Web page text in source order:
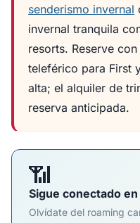
senderismo invernal
invernal tranquila
resorts. Reserve
teleférico para First
alta; el alquiler de
reserva anticipada.
📶
Sigue conectado
Olvídate del roaming